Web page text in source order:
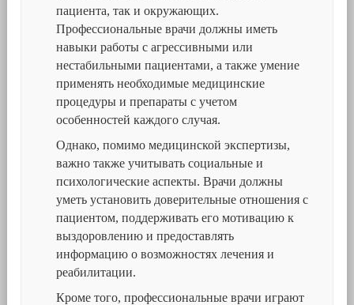
пациента, так и окружающих.
Профессиональные врачи должны иметь
навыки работы с агрессивными или
нестабильными пациентами, а также умение
применять необходимые медицинские
процедуры и препараты с учетом
особенностей каждого случая.
Однако, помимо медицинской экспертизы,
важно также учитывать социальные и
психологические аспекты. Врачи должны
уметь установить доверительные отношения с
пациентом, поддерживать его мотивацию к
выздоровлению и предоставлять
информацию о возможностях лечения и
реабилитации.
Кроме того, профессиональные врачи играют